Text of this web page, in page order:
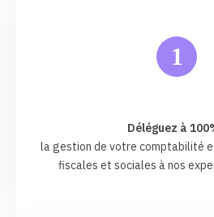
1
Déléguez à
la gestion de votre comptabilité
fiscales et sociales à nos